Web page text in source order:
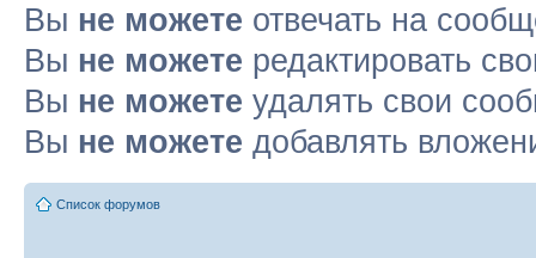
Вы не можете отвечать на
Вы не можете редактировать
Вы не можете удалять свои
Вы не можете добавлять
Список форумов